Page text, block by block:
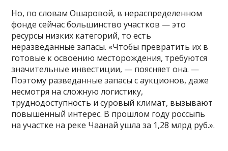
Но, по словам Ошаровой, в нераспределенном
фонде сейчас большинство участков — это
ресурсы низких категорий, то есть
неразведанные запасы. «Чтобы превратить их в
готовые к освоению месторождения, требуются
значительные инвестиции, — поясняет она. —
Поэтому разведанные запасы с аукционов, даже
несмотря на сложную логистику,
труднодоступность и суровый климат, вызывают
повышенный интерес. В прошлом году россыпь
на участке на реке Чаанай ушла за 1,28 млрд руб.».